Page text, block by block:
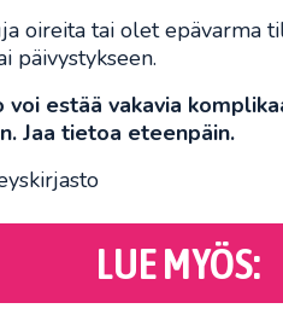
oireita tai olet epävarma
päivystykseen.
voi estää vakavia
Jaa tietoa eteenpäin.
LUE MYÖS: